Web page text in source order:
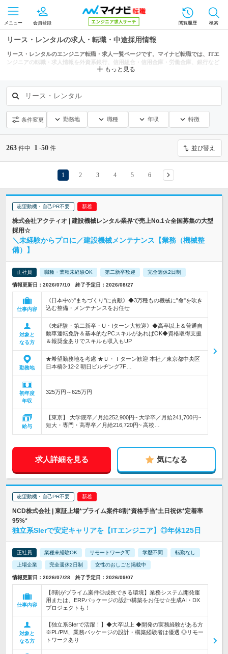
メニュー 会員登録 閲覧履歴 検索
リース・レンタルの求人・転職・中途採用情報
リース・レンタルのエンジニア転職・求人一覧ページです。マイナビ転職では、ITエ
ンジニアの転職・求人情報を外資系銀行、信用組合・信用金庫・労働金庫、銀行など
もっと見る
リース・レンタル
条件変更 勤務地 職種 年収 特徴
263 件中 1 -50 件 並び替え
1 2 3 4 5 6
志望動機・自己PR不要
株式会社アクティオ | 建設機械レンタル業界で売上No.1☆全国募集の大型
採用☆
＼未経験からプロに／建設機械メンテナンス【業務（機械整
備）】
正社員 職種・業種未経験OK 第二新卒歓迎 完全週休2日制
情報更新日：2026/07/10 終了予定日：2026/08/27
仕事内容
《日本中の"まちづくり"に貢献》◆3万種もの機械に"命"を吹き
込む整備・メンテナンスをお任せ
対象と
なる方
《未経験・第二新卒・U・Iターン大歓迎》◆高卒以上＆普通自
動車運転免許＆基本的なPCスキルがあればOK◆資格取得支援
＆報奨金ありでスキルも収入もUP
勤務地
★希望勤務地を考慮 ★Ｕ・Ｉターン歓迎 本社／東京都中央区
日本橋3-12-2 朝日ビルヂング7F…
初年度
年収
325万円～625万円
給与
【東京】 大学院卒／月給252,900円~ 大学卒／月給241,700円~
短大・専門・高専卒／月給216,720円~ 高校…
求人詳細を見る 気になる
志望動機・自己PR不要
NCD株式会社 | 東証上場*プライム案件8割*資格手当*土日祝休*定着率
95%*
独立系SIerで安定キャリアを【ITエンジニア】◎年休125日
正社員 業種未経験OK リモートワーク可 学歴不問 転勤なし
上場企業 完全週休2日制 女性のおしごと掲載中
情報更新日：2026/07/28 終了予定日：2026/09/07
仕事内容
【8割がプライム案件◎成長できる環境】業務システム開発運
用または、ERPパッケージの設計/構築をお任せ☆生成AI・DX
プロジェクトも！
対象と
なる方
【独立系SIerで活躍！】◆大卒以上 ◆開発の実務経験がある方
※PL/PM、業務パッケージの設計・構築経験者は優遇 ◎リモー
トワークあり